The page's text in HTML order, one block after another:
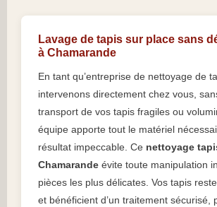
Lavage de tapis sur place sans
à Chamarande
En tant qu’entreprise de nettoyage de
intervenons directement chez vous,
transport de vos tapis fragiles ou
équipe apporte tout le matériel
résultat impeccable. Ce nettoyage
Chamarande évite toute manipulation
pièces les plus délicates. Vos tapis
et bénéficient d’un traitement sécurisé,